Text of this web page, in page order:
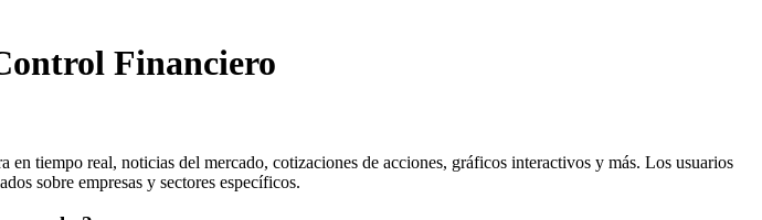
Financiero
tiempo real, noticias del mercado, cotizaciones de acciones, gráficos interactivos y más. Los usuarios
sobre empresas y sectores específicos.